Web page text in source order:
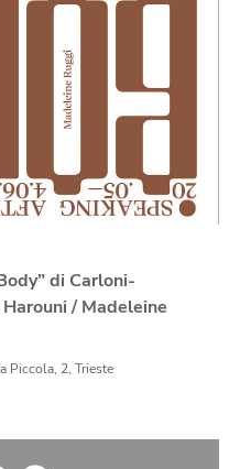
di Carloni-
/ Madeleine
Piccola, 2, Trieste